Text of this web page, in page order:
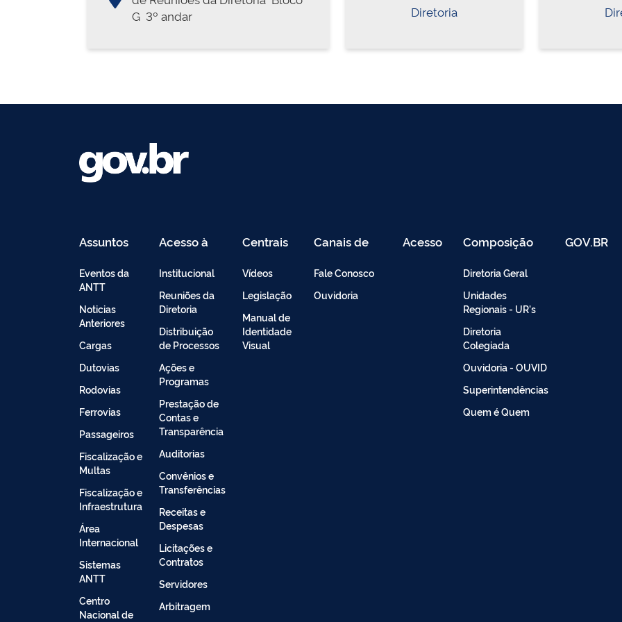
G  3º andar
Diretoria
Assuntos
Eventos da
ANTT
Noticias
Anteriores
Cargas
Dutovias
Rodovias
Ferrovias
Passageiros
Fiscalização e
Multas
Fiscalização e
Infraestrutura
Área
Internacional
Sistemas
ANTT
Centro
Nacional de
Acesso à
Institucional
Reuniões da
Diretoria
Distribuição
de Processos
Ações e
Programas
Prestação de
Contas e
Transparência
Auditorias
Convênios e
Transferências
Receitas e
Despesas
Licitações e
Contratos
Servidores
Arbitragem
Centrais
Vídeos
Legislação
Manual de
Identidade
Visual
Canais de
Fale Conosco
Ouvidoria
Acesso Composição
Diretoria Geral
Unidades
Regionais - UR's
Diretoria
Colegiada
Ouvidoria - OUVID
Superintendências
Quem é Quem
GOV.BR